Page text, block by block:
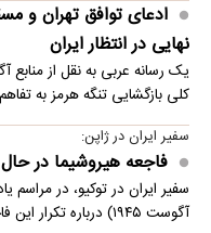
ادعای توافق تهران و
نهایی در انتظار ایران
یک رسانه عربی به نقل از
کلی بازگشایی تنگه هرمز به
سفیر ایران در ژاپن:
فاجعه هیروشیما در
آگوست ۱۹۴۵) درباره تکرار این فاجعه هشدار داد.